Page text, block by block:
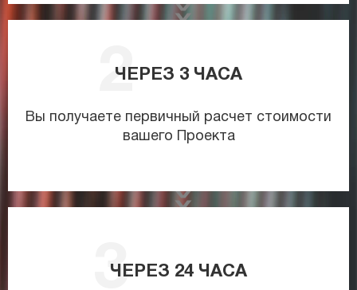
ЧЕРЕЗ 3 ЧАСА
Вы получаете первичный расчет стоимости
вашего Проекта
ЧЕРЕЗ 24 ЧАСА